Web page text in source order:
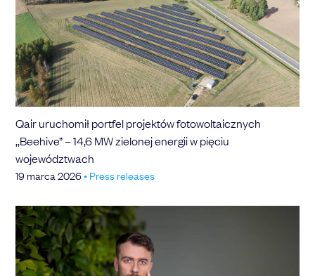
Qair uruchomił portfel projektów fotowoltaicznych
,,Beehive” – 14,6 MW zielonej energii w pięciu
województwach
19 marca 2026• Press releases